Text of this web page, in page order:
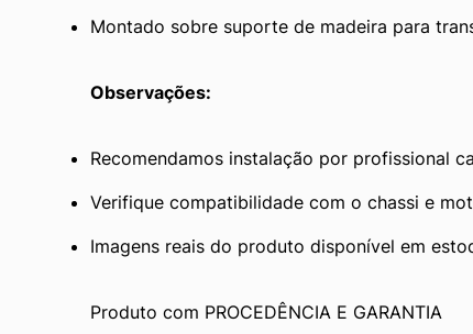
Montado sobre suporte de madeira para
Observações:
Recomendamos instalação por profissional
Verifique compatibilidade com o chassi e
Imagens reais do produto disponível em
Produto com PROCEDÊNCIA E GARANTIA